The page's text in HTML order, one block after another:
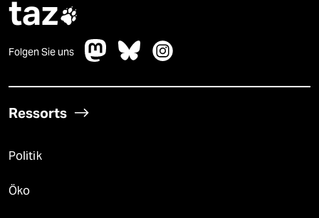
taz
Folgen Sie uns
Ressorts
Politik
Öko